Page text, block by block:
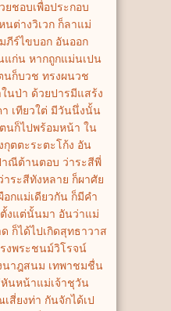
ยชอบเพื่อประกอบ
ต่างวิเวก ก็ลาแม่
ภีร์ไขบอก อันออก
แก่น หากถูกแม่นเปน
นก็บวช ทรงผนวช
นป่า ด้วยปารมีแสร้ง
เทียวใต่ มีวันนึ่งนั้น
นก็ไปพร้อมหน้า ใน
ตตะระตะโก้ง อัน
าณีต้านตอบ ว่าระสีพี่
ระสีทังหลาย ก็ผาศัย
อกแม่เดียวกัน ก็มีคำ
งแต่นั้นมา อันว่าแม่
ก็ได้ไปเกิดสุทธาวาส
งพระชนม์วิโรจน์
นาฎสนม เทพาชมชื่น
หันหน้าแม่เจ้าชุวัน
สี่ยงท่า กันจักได้เป